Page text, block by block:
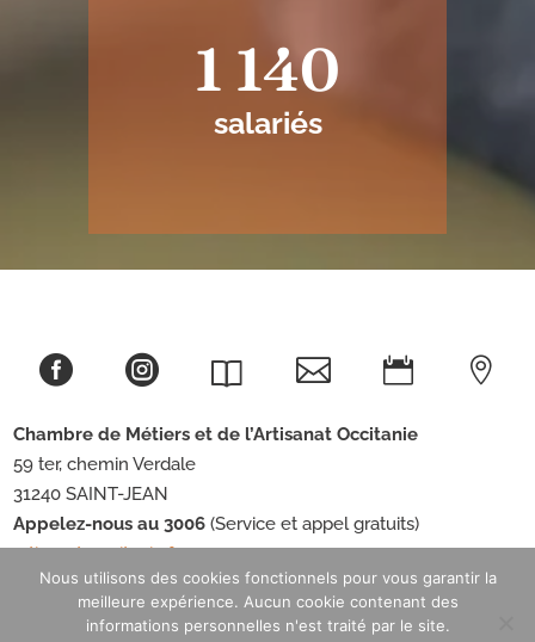
1 140
salariés
    
Chambre de Métiers et de l’ArtisanatOccitanie
59 ter, chemin Verdale
31240 SAINT-JEAN
Appelez-nous au 3006 (Service et appel gratuits)
artisanat-occitanie.fr
Nous utilisons des cookies fonctionnels pour vous garantir la
meilleure expérience. Aucun cookie contenant des
informations personnelles n'est traité par le site.